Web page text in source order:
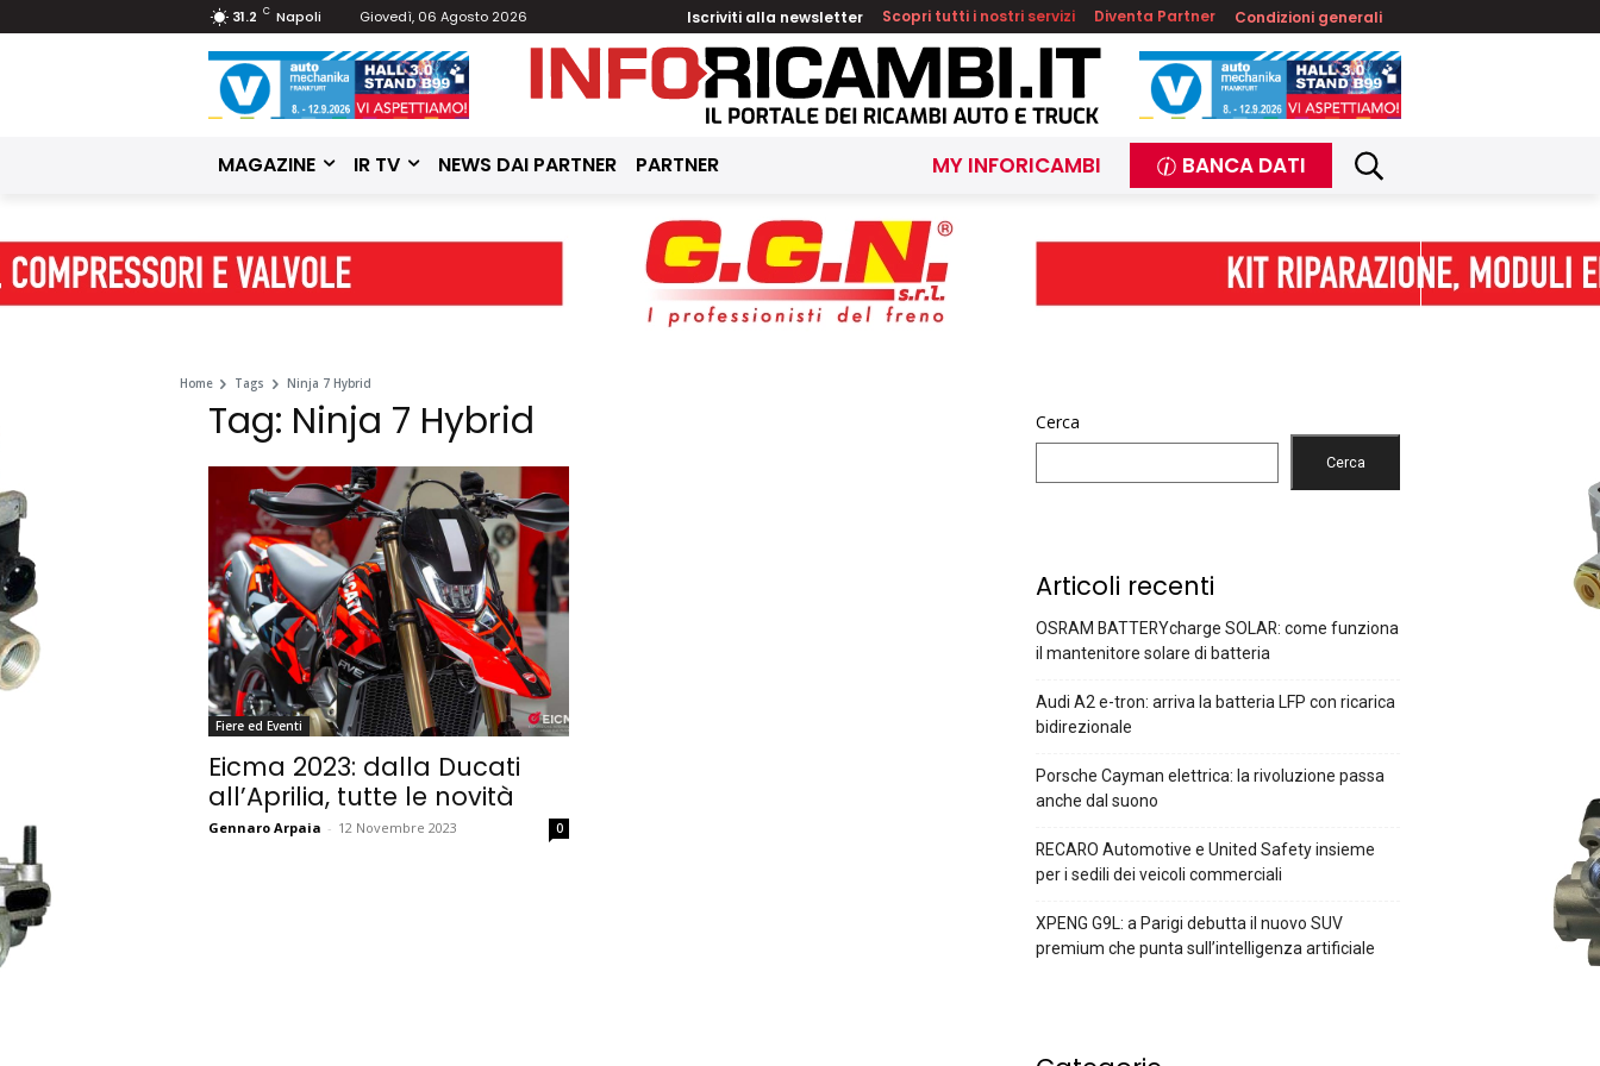
31.2 C Napoli Giovedì, 06 Agosto 2026 Iscriviti alla newsletter Scopri tutti i nostri servizi Diventa Partner Condizioni generali
MAGAZINE IR TV NEWS DAI PARTNER PARTNER MY INFORICAMBI BANCA DATI
Home Tags Ninja 7 Hybrid
Tag: Ninja 7 Hybrid
Fiere ed Eventi
Eicma 2023: dalla Ducati
all’Aprilia, tutte le novità
Gennaro Arpaia - 12 Novembre 2023 0
Cerca
Cerca
Articoli recenti
OSRAM BATTERYcharge SOLAR: come funziona
il mantenitore solare di batteria
Audi A2 e-tron: arriva la batteria LFP con ricarica
bidirezionale
Porsche Cayman elettrica: la rivoluzione passa
anche dal suono
RECARO Automotive e United Safety insieme
per i sedili dei veicoli commerciali
XPENG G9L: a Parigi debutta il nuovo SUV
premium che punta sull’intelligenza artificiale